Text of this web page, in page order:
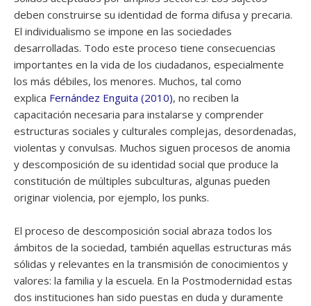
deben construirse su identidad de forma difusa y precaria.
El individualismo se impone en las sociedades
desarrolladas. Todo este proceso tiene consecuencias
importantes en la vida de los ciudadanos, especialmente
los más débiles, los menores. Muchos, tal como
explica Fernández Enguita (2010), no reciben la
capacitación necesaria para instalarse y comprender
estructuras sociales y culturales complejas, desordenadas,
violentas y convulsas. Muchos siguen procesos de anomia
y descomposición de su identidad social que produce la
constitución de múltiples subculturas, algunas pueden
originar violencia, por ejemplo, los punks.
El proceso de descomposición social abraza todos los
ámbitos de la sociedad, también aquellas estructuras más
sólidas y relevantes en la transmisión de conocimientos y
valores: la familia y la escuela. En la Postmodernidad estas
dos instituciones han sido puestas en duda y duramente